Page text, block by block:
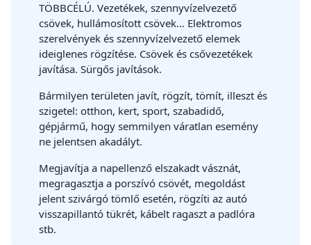
TÖBBCÉLÚ. Vezetékek, szennyvízelvezető
csövek, hullámosított csövek… Elektromos
szerelvények és szennyvízelvezető elemek
ideiglenes rögzítése. Csövek és csővezetékek
javítása. Sürgős javítások.
Bármilyen területen javít, rögzít, tömít, illeszt és
szigetel: otthon, kert, sport, szabadidő,
gépjármű, hogy semmilyen váratlan esemény
ne jelentsen akadályt.
Megjavítja a napellenző elszakadt vásznát,
megragasztja a porszívó csövét, megoldást
jelent szivárgó tömlő esetén, rögzíti az autó
visszapillantó tükrét, kábelt ragaszt a padlóra
stb.